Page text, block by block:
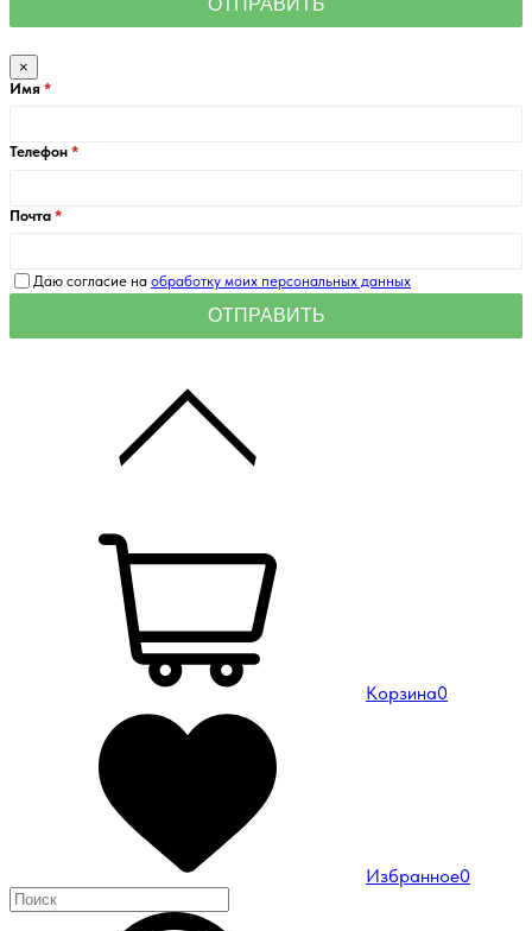
×
Имя
Телефон
Почта
Даю согласие на обработку моих персональных данных
Корзина0
Избранное0